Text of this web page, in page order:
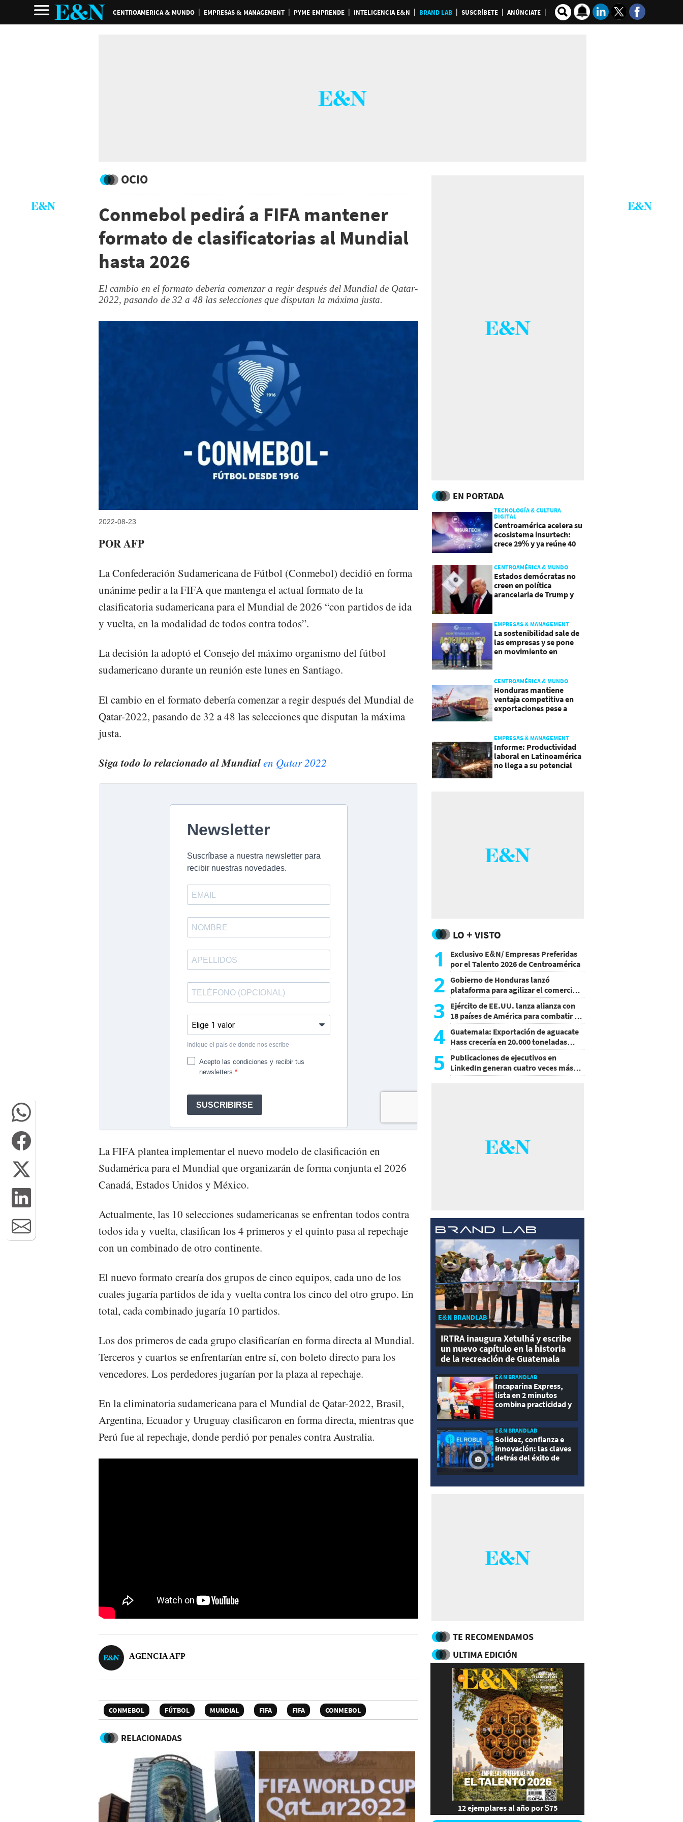
CENTROAMERICA & MUNDO EMPRESAS & MANAGEMENT PYME-EMPRENDE INTELIGENCIA E&N BRAND LAB SUSCRÍBETE ANÚNCIATE
OCIO
Conmebol pedirá a FIFA mantener
formato de clasificatorias al Mundial
hasta 2026
El cambio en el formato debería comenzar a regir después del Mundial de Qatar-
2022, pasando de 32 a 48 las selecciones que disputan la máxima justa.
2022-08-23
POR AFP
La Confederación Sudamericana de Fútbol (Conmebol) decidió en forma
unánime pedir a la FIFA que mantenga el actual formato de la
clasificatoria sudamericana para el Mundial de 2026 “con partidos de ida
y vuelta, en la modalidad de todos contra todos”.
La decisión la adoptó el Consejo del máximo organismo del fútbol
sudamericano durante un reunión este lunes en Santiago.
El cambio en el formato debería comenzar a regir después del Mundial de
Qatar-2022, pasando de 32 a 48 las selecciones que disputan la máxima
justa.
Siga todo lo relacionado al Mundialen Qatar 2022
La FIFA plantea implementar el nuevo modelo de clasificación en
Sudamérica para el Mundial que organizarán de forma conjunta el 2026
Canadá, Estados Unidos y México.
Actualmente, las 10 selecciones sudamericanas se enfrentan todos contra
todos ida y vuelta, clasifican los 4 primeros y el quinto pasa al repechaje
con un combinado de otro continente.
El nuevo formato crearía dos grupos de cinco equipos, cada uno de los
cuales jugaría partidos de ida y vuelta contra los cinco del otro grupo. En
total, cada combinado jugaría 10 partidos.
Los dos primeros de cada grupo clasificarían en forma directa al Mundial.
Terceros y cuartos se enfrentarían entre sí, con boleto directo para los
vencedores. Los perdedores jugarían por la plaza al repechaje.
En la eliminatoria sudamericana para el Mundial de Qatar-2022, Brasil,
Argentina, Ecuador y Uruguay clasificaron en forma directa, mientras que
Perú fue al repechaje, donde perdió por penales contra Australia.
AGENCIA AFP
CONMEBOL FÚTBOL MUNDIAL FIFA FIFA CONMEBOL
RELACIONADAS
EN PORTADA
TECNOLOGÍA & CULTURA
DIGITAL
Centroamérica acelera su
ecosistema insurtech:
crece 29% y ya reúne 40
CENTROAMÉRICA & MUNDO
Estados demócratas no
creen en política
arancelaria de Trump y
EMPRESAS & MANAGEMENT
La sostenibilidad sale de
las empresas y se pone
en movimiento en
CENTROAMÉRICA & MUNDO
Honduras mantiene
ventaja competitiva en
exportaciones pese a
EMPRESAS & MANAGEMENT
Informe: Productividad
laboral en Latinoamérica
no llega a su potencial
LO + VISTO
1
Exclusivo E&N/ Empresas Preferidas
por el Talento 2026 de Centroamérica
2 Gobierno de Honduras lanzó
plataforma para agilizar el comercio
exterior
3 Ejército de EE.UU. lanza alianza con
18 países de América para combatir el
crimen organizado
4 Guatemala: Exportación de aguacate
Hass crecería en 20.000 toneladas
hacia 2028
5
Publicaciones de ejecutivos en
LinkedIn generan cuatro veces más
interacciones
E&N BRANDLAB
IRTRA inaugura Xetulhá y escribe
un nuevo capítulo en la historia
de la recreación de Guatemala
E&N BRANDLAB
Incaparina Express,
lista en 2 minutos
combina practicidad y
E&N BRANDLAB
Solidez, confianza e
innovación: las claves
detrás del éxito de
TE RECOMENDAMOS
ULTIMA EDICIÓN
12 ejemplares al año por $75